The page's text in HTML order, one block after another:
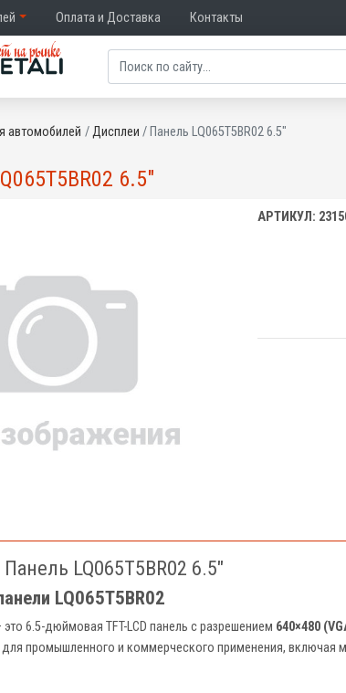
Оплата и Доставка Контакты
автомобилей Дисплеи Панель LQ065T5BR02 6.5"
6.5"
АРТИКУЛ:
LQ065T5BR02 6.5"
LQ065T5BR02
это 6.5-дюймовая TFT-LCD панель с разрешением 640×480
промышленного и коммерческого применения,